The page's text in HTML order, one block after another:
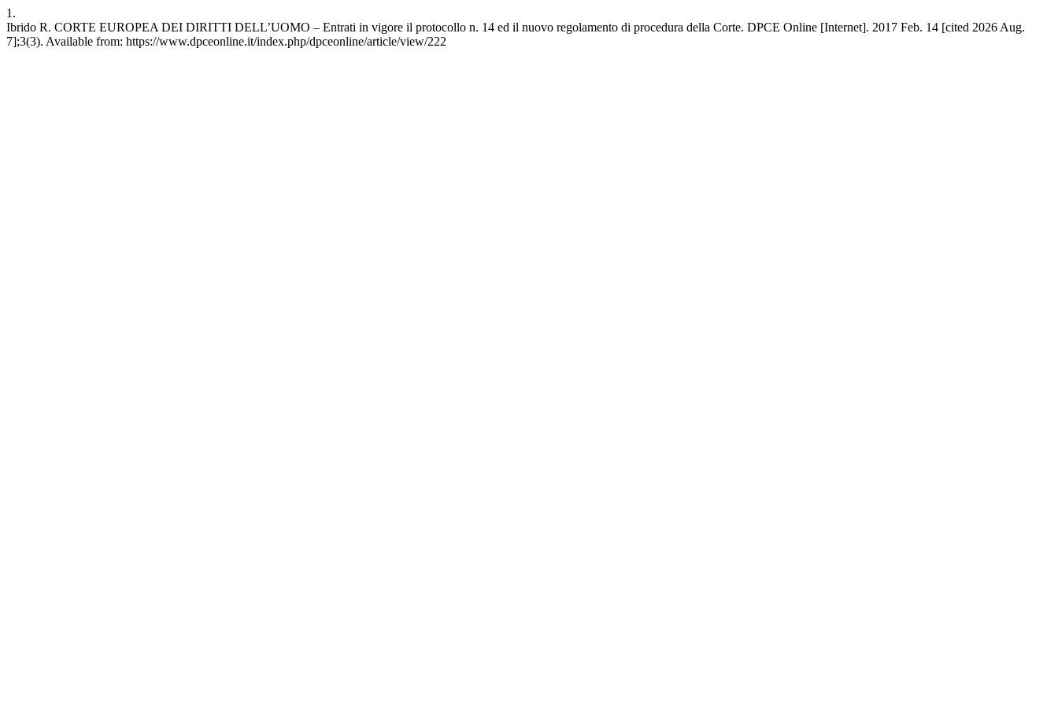
1.
Ibrido R. CORTE EUROPEA DEI DIRITTI DELL’UOMO ‒ Entrati in vigore il protocollo n. 14 ed il nuovo regolamento di procedura della Corte. DPCE Online [Internet]. 2017 Feb. 14 [cited 2026 Aug.
7];3(3). Available from: https://www.dpceonline.it/index.php/dpceonline/article/view/222